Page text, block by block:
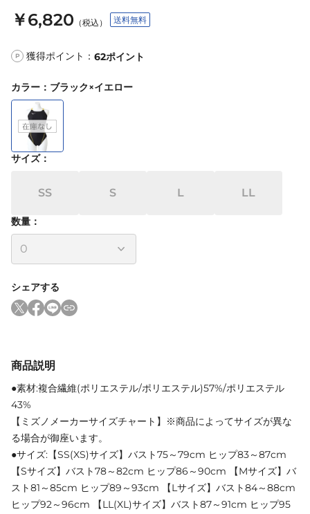
￥6,820 （税込） 送料無料
P 獲得ポイント： 62ポイント
カラー ： ブラック×イエロー
サイズ：
SS S L LL
数量：
シェアする
商品説明
●素材:複合繊維(ポリエステル/ポリエステル)57%/ポリエステル
43%
【ミズノメーカーサイズチャート】※商品によってサイズが異な
る場合が御座います。
●サイズ:【SS(XS)サイズ】バスト75～79cm ヒップ83～87cm
【Sサイズ】バスト78～82cm ヒップ86～90cm 【Mサイズ】バ
スト81～85cm ヒップ89～93cm 【Lサイズ】バスト84～88cm
ヒップ92～96cm 【LL(XL)サイズ】バスト87～91cm ヒップ95